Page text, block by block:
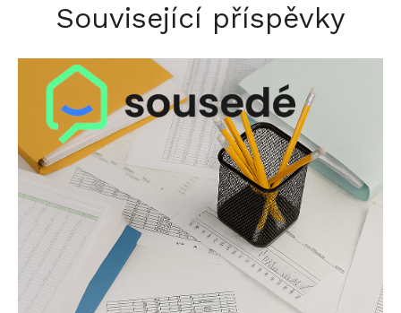
Související příspěvky